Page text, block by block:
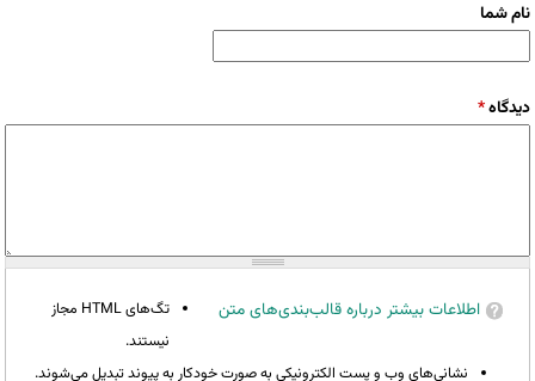
نام شما
دیدگاه*
اطلاعات بیشتر درباره قالب‌بندی‌های متن
تگ‌های HTML مجاز
نیستند.
نشانی‌های وب و پست الکترونیکی به صورت خودکار به پیوند تبدیل می‌شوند.